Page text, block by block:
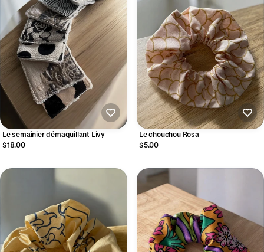
Le semainier démaquillant Livy
$18.00
Le chouchou Rosa
$5.00